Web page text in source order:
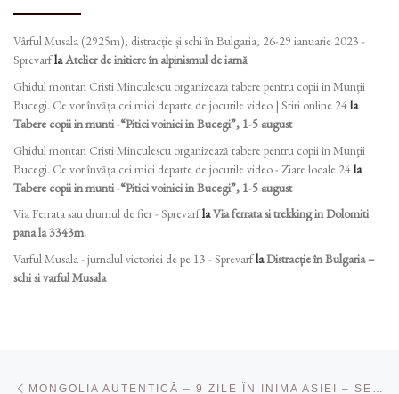
Vârful Musala (2925m), distracție și schi în Bulgaria, 26-29 ianuarie 2023 -
SprevarflaAtelier de initiere în alpinismul de iarnă
Ghidul montan Cristi Minculescu organizează tabere pentru copii în Munţii
Bucegi. Ce vor învăța cei mici departe de jocurile video | Stiri online 24la
Tabere copii in munti -“Pitici voinici in Bucegi”, 1-5 august
Ghidul montan Cristi Minculescu organizează tabere pentru copii în Munţii
Bucegi. Ce vor învăța cei mici departe de jocurile video - Ziare locale 24la
Tabere copii in munti -“Pitici voinici in Bucegi”, 1-5 august
Via Ferrata sau drumul de fier - SprevarflaVia ferrata si trekking in Dolomiti
pana la 3343m.
Varful Musala - jurnalul victoriei de pe 13 - SprevarflaDistracție în Bulgaria –
schi si varful Musala